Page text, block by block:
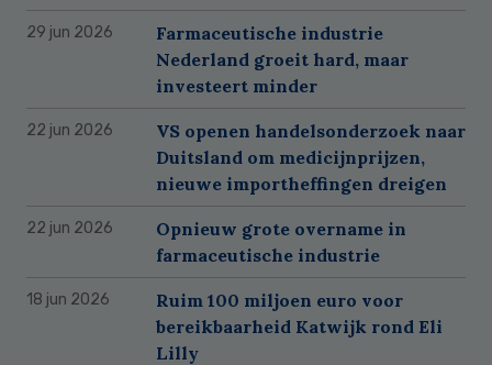
29 jun 2026
Farmaceutische industrie
Nederland groeit hard, maar
investeert minder
22 jun 2026
VS openen handelsonderzoek naar
Duitsland om medicijnprijzen,
nieuwe importheffingen dreigen
22 jun 2026
Opnieuw grote overname in
farmaceutische industrie
18 jun 2026
Ruim 100 miljoen euro voor
bereikbaarheid Katwijk rond Eli
Lilly